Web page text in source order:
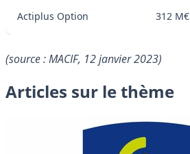
Actiplus Option 312 M€
(source : MACIF, 12 janvier 2023)
Articles sur le thème